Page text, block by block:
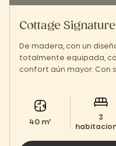
Cottage
De madera, con un
totalmente equipada,
confort aún mayor. Con
40 m²
3